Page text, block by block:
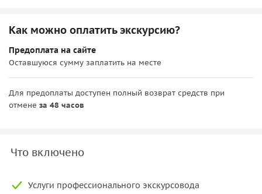
Как можно оплатить экскурсию?
Предоплата на сайте
Оставшуюся сумму заплатить на месте
Для предоплаты доступен полный возврат средств при
отмене за 48 часов
Что включено
Услуги профессионального экскурсовода